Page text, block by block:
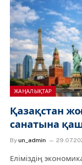
ЖАҢАЛЫҚТАР
Қазақстан
санатына
By un_admin
Еліміздің